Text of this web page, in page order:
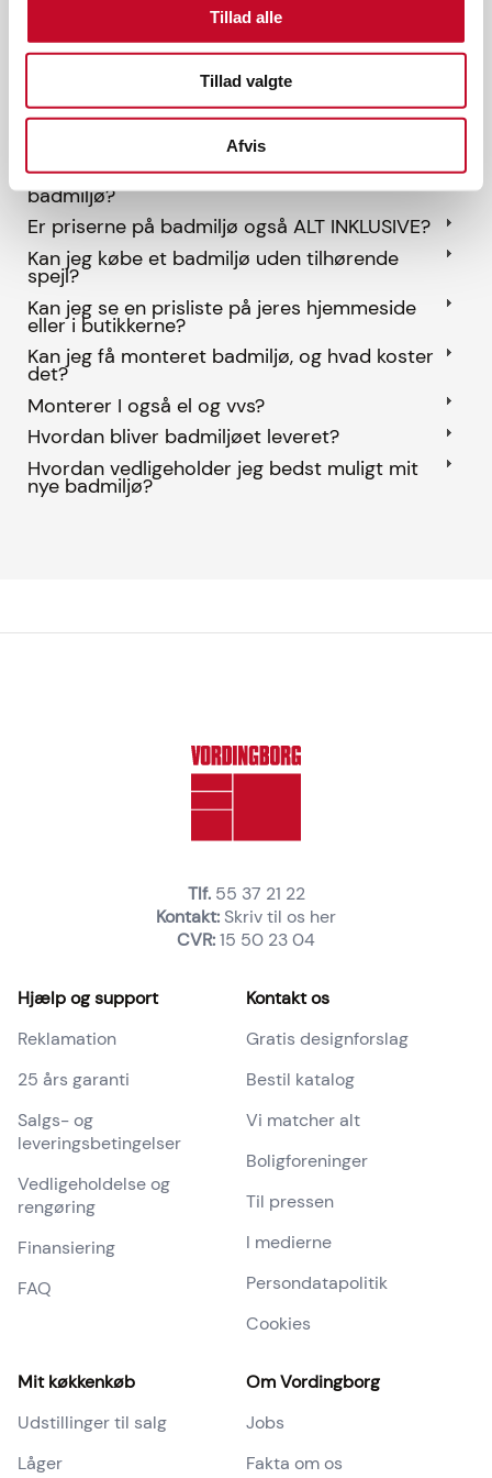
Tillad alle
Tillad valgte
Afvis
Vi har samlet de hyppigst stillede spørgsmål
nedenfor. Hvis du ikke får svar på dit spørgsmål, er
du meget velkommen til at ringe til os på +45 55 37
Hvordan får jeg et nyt badmiljø?
Hvad består et badmiljø af?
Hvor lang leveringstid er der på mit nye
badmiljø?
Er priserne på badmiljø også ALT INKLUSIVE?
Kan jeg købe et badmiljø uden tilhørende
spejl?
Kan jeg se en prisliste på jeres hjemmeside
eller i butikkerne?
Kan jeg få monteret badmiljø, og hvad koster
det?
Monterer I også el og vvs?
Hvordan bliver badmiljøet leveret?
Hvordan vedligeholder jeg bedst muligt mit
nye badmiljø?
Tlf. 55 37 21 22
Kontakt: Skriv til os her
CVR:15 50 23 04
Sidefod
Hjælp og support
Reklamation
25 års garanti
Salgs- og
leveringsbetingelser
Vedligeholdelse og
rengøring
Finansiering
FAQ
Kontakt os
Gratis designforslag
Bestil katalog
Vi matcher alt
Boligforeninger
Til pressen
I medierne
Persondatapolitik
Cookies
Mit køkkenkøb
Udstillinger til salg
Låger
Om Vordingborg
Jobs
Fakta om os